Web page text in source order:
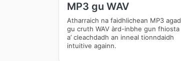
MP3 gu WAV
Atharraich na faidhlichean MP3 agad
gu cruth WAV àrd-inbhe gun fhiosta
a’ cleachdadh an inneal tionndaidh
intuitive againn.